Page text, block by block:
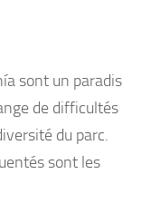
sont un paradis
de difficultés
du parc.
sont les